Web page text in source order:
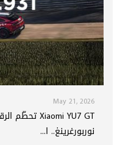
May 21, 2026
نوربورغرينغ.. ا...